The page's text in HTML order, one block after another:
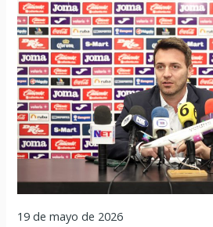
19 de mayo de 2026